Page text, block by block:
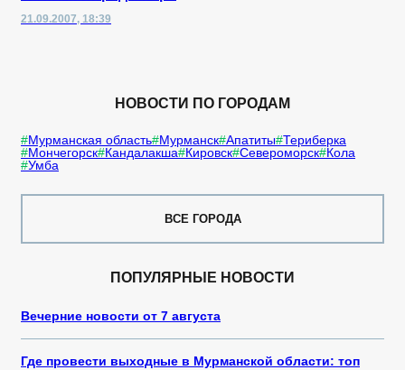
21.09.2007, 18:39
НОВОСТИ ПО ГОРОДАМ
Мурманская область Мурманск Апатиты Териберка
Мончегорск Кандалакша Кировск Североморск Кола
Умба
ВСЕ ГОРОДА
ПОПУЛЯРНЫЕ НОВОСТИ
Вечерние новости от 7 августа
Где провести выходные в Мурманской области: топ